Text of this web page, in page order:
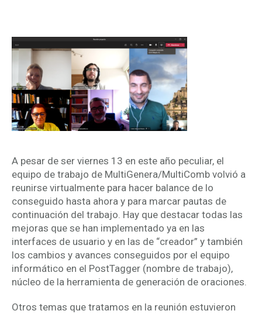
A pesar de ser viernes 13 en este año peculiar, el
equipo de trabajo de MultiGenera/MultiComb volvió a
reunirse virtualmente para hacer balance de lo
conseguido hasta ahora y para marcar pautas de
continuación del trabajo. Hay que destacar todas las
mejoras que se han implementado ya en las
interfaces de usuario y en las de “creador” y también
los cambios y avances conseguidos por el equipo
informático en el PostTagger (nombre de trabajo),
núcleo de la herramienta de generación de oraciones.
Otros temas que tratamos en la reunión estuvieron